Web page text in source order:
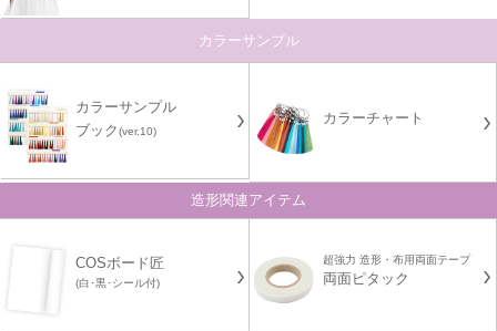
カラーサンプル
カラーサンプル
ブック(ver.10)
カラーチャート
造形関連アイテム
COSボード匠
(白･黒･シール付)
超強力 造形・布用両面テープ
両面ピタック